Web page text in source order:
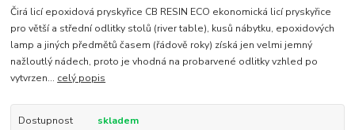
Čirá licí epoxidová pryskyřice CB RESIN ECO ekonomická licí pryskyřice
pro větší a střední odlitky stolů (river table), kusů nábytku, epoxidových
lamp a jiných předmětů časem (řádově roky) získá jen velmi jemný
nažloutlý nádech, proto je vhodná na probarvené odlitky vzhled po
vytvrzen... celý popis
Dostupnost skladem